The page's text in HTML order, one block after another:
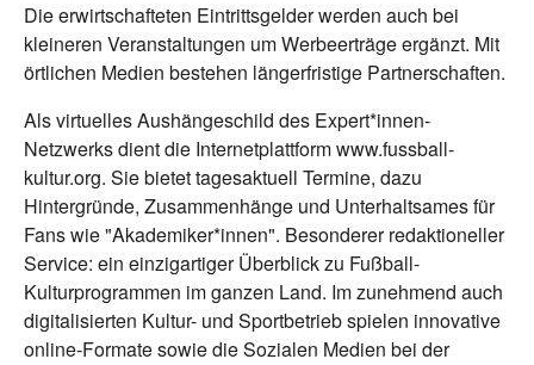
Die erwirtschafteten Eintrittsgelder werden auch bei
kleineren Veranstaltungen um Werbeerträge ergänzt. Mit
örtlichen Medien bestehen längerfristige Partnerschaften.
Als virtuelles Aushängeschild des Expert*innen-
Netzwerks dient die Internetplattform www.fussball-
kultur.org. Sie bietet tagesaktuell Termine, dazu
Hintergründe, Zusammenhänge und Unterhaltsames für
Fans wie "Akademiker*innen". Besonderer redaktioneller
Service: ein einzigartiger Überblick zu Fußball-
Kulturprogrammen im ganzen Land. Im zunehmend auch
digitalisierten Kultur- und Sportbetrieb spielen innovative
online-Formate sowie die Sozialen Medien bei der